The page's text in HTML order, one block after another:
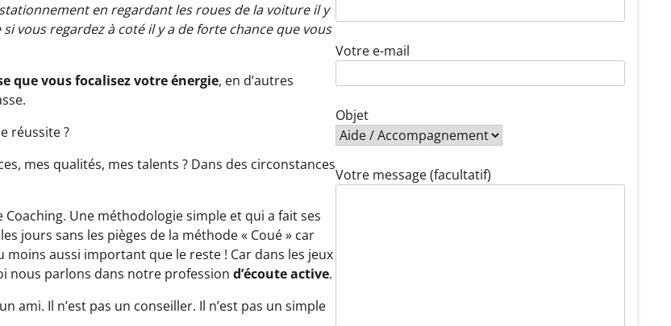
en regardant les roues de la voiture il y
vous regardez à coté il y a de forte chance que vous
que vous focalisez votre énergie, en d’autres
réussite ?
mes qualités, mes talents ? Dans des circonstances
Coaching. Une méthodologie simple et qui a fait ses
jours sans les pièges de la méthode « Coué » car
aussi important que le reste ! Car dans les jeux
nous parlons dans notre profession d’écoute active.
ami. Il n’est pas un conseiller. Il n’est pas un simple
Votre e-mail
Objet
Votre message (facultatif)